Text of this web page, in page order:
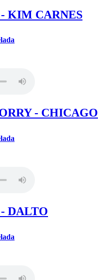
KIM CARNES
- CHICAGO
DALTO